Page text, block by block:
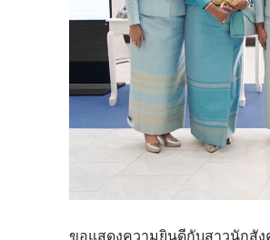
ขอแสดงความยินดีกับสาวนักสั